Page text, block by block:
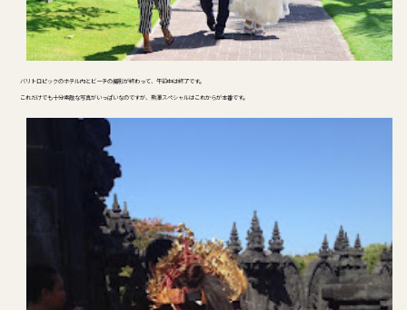
バリトロピックのホテル内とビーチの撮影が終わって、午前中は終了です。
これだけでも十分素敵な写真がいっぱいなのですが、熊澤スペシャルはこれからが本番です。